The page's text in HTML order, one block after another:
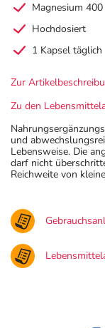
Magnesium
Hochdosiert
1 Kapsel täglich
Zur
Zu den
und
Lebensweise. Die
darf nicht
Reichweite von